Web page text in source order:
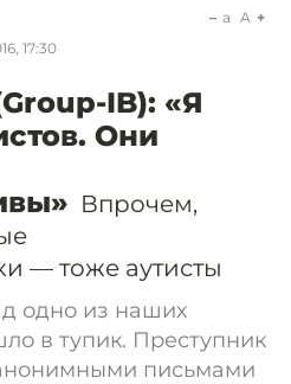
17:30
a A
IB): «Я
Они
Впрочем,
— тоже аутисты
одно из наших
в тупик. Преступник
письмами